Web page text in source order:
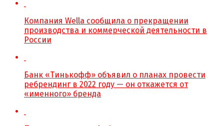
Компания Wella сообщила о прекращении
производства и коммерческой деятельности в
России
Банк «Тинькофф» объявил о планах провести
ребрендинг в 2022 году — он откажется от
«именного» бренда